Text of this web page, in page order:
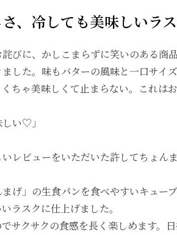
、冷しても美味しいラ
詫びに、かしこまらずに笑いのある商
した。味もバターの風味と一口サイ
ちゃ美味しくて止まらない。これは
い♡」
レビューをいただいた許してちょんま
げ」の生食パンを食べやすいキュー
ラスクに仕上げました。
サクサクの食感を長く楽しめます。